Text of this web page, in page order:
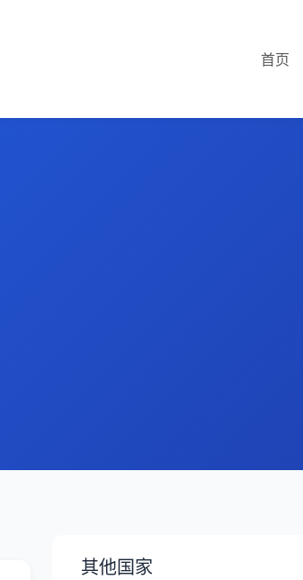
首页
其他国家